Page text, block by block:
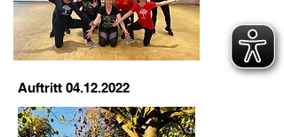
Auftritt 04.12.2022